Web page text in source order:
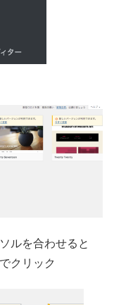
ルを合わせると
クリック